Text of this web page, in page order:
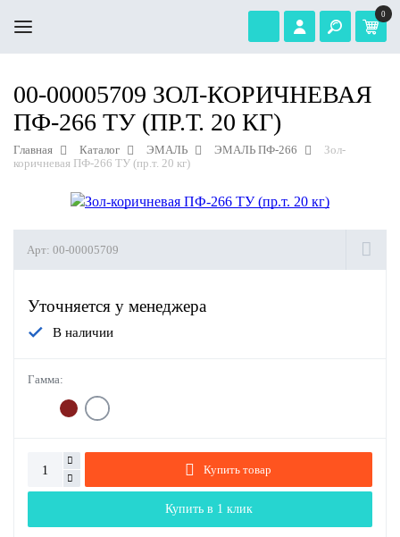
0
00-00005709 ЗОЛ-КОРИЧНЕВАЯ
ПФ-266 ТУ (ПР.Т. 20 КГ)
Главная Каталог ЭМАЛЬ ЭМАЛЬ ПФ-266
Зол-
коричневая ПФ-266 ТУ (пр.т. 20 кг)
Арт: 00-00005709
Уточняется у менеджера
В наличии
Гамма:
Купить товар
Купить в 1 клик